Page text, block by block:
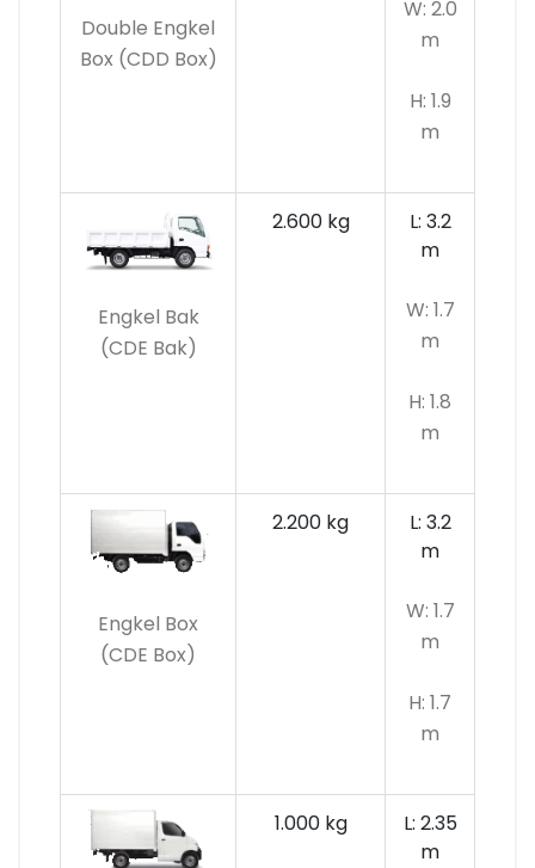
Double Engkel
Box (CDD Box)
W: 2.0
m
H: 1.9
m
Engkel Bak
(CDE Bak)
2.600 kg
L: 3.2
m
W: 1.7
m
H: 1.8
m
Engkel Box
(CDE Box)
2.200 kg
L: 3.2
m
W: 1.7
m
H: 1.7
m
1.000 kg
L: 2.35
m